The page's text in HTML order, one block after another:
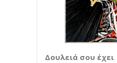
Δουλειά σου έχει